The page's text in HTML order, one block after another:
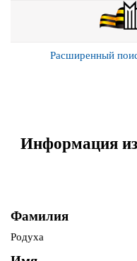
Расширенный
Информация из
Фамилия
Родуха